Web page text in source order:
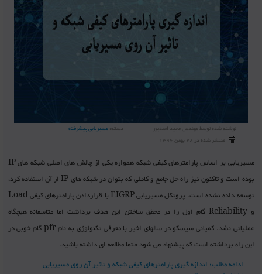
نوشته شده توسطمهندس مجید اسدپور دسته:مسیریابی پیشرفته
منتشر شده در 28 بهمن 1396
مسیریابی بر اساس پارامترهای کیفی شبکه همواره یکی از چالش های اصلی شبکه های IP
بوده است و تاکنون نیز راه حل جامع و کاملی که بتوان در شبکه های IP از آن استفاده کرد،
توسعه داده نشده است. پروتکل مسیریابی EIGRP با قراردادن پارامترهای کیفی Load
و Reliability گام اول را در محقق ساختن این هدف برداشت اما متاسفانه هیچگاه
عملیاتی نشد. کمپانی سیسکو در سالهای اخیر با معرفی تکنولوژی به نام pfr گام خوبی در
این راه برداشته است که پیشنهاد می شود حتما مطالعه ای داشته باشید.
ادامه مطلب: اندازه گیری پارامترهای کیفی شبکه و تاثیر آن روی مسیریابی